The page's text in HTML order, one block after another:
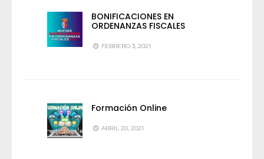
BONIFICACIONES EN
ORDENANZAS FISCALES
FEBRERO 3, 2021
Formación Online
ABRIL 20, 2021